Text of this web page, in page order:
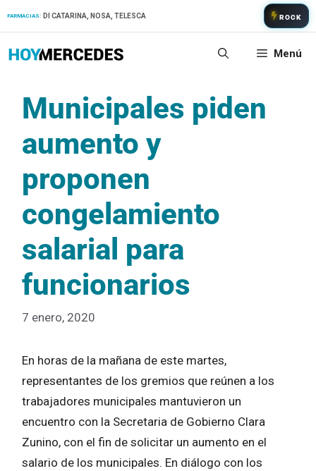
FARMACIAS: DI CATARINA, NOSA, TELESCA ROCK
Menú
Municipales piden
aumento y
proponen
congelamiento
salarial para
funcionarios
7 enero, 2020
En horas de la mañana de este martes,
representantes de los gremios que reúnen a los
trabajadores municipales mantuvieron un
encuentro con la Secretaria de Gobierno Clara
Zunino, con el fin de solicitar un aumento en el
salario de los municipales. En diálogo con los